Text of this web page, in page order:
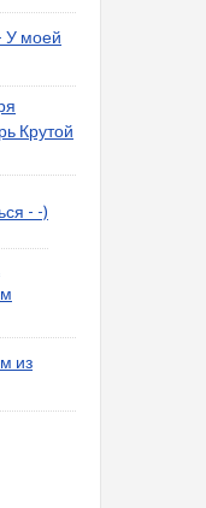
У моей
Крутой
- -)
из